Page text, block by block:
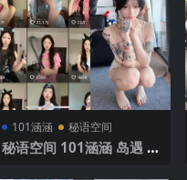
101涵涵 秘语空间
秘语空间 101涵涵 岛遇 N